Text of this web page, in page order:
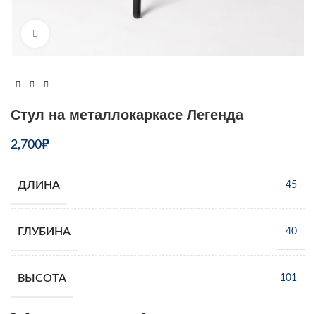
Стул на металлокаркасе Легенда
2,700₽
ДЛИНА 45
ГЛУБИНА 40
ВЫСОТА 101